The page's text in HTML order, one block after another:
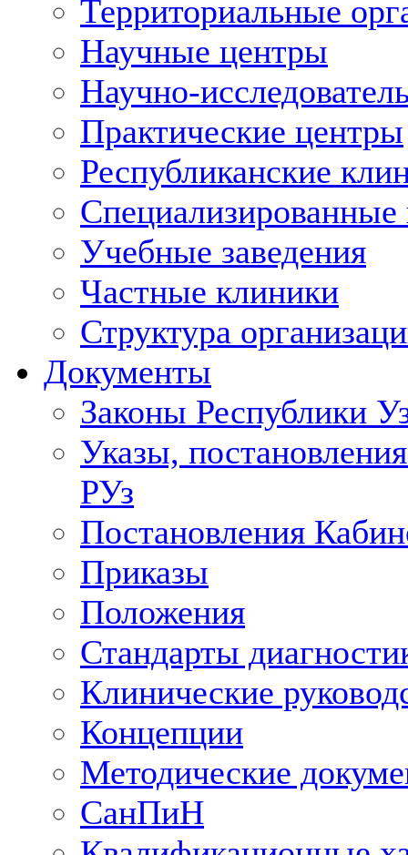
Территориальные
Научные центры
Научно-
Практические центры
Республиканские
Учебные заведения
Частные клиники
Структура
Документы
Законы Республики
Указы,
РУз
Постановления
Приказы
Положения
Стандарты
Клинические
Концепции
Методические
СанПиН